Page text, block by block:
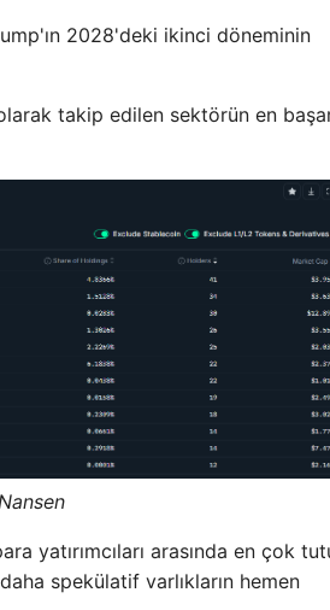
2028'deki ikinci döneminin
takip edilen sektörün en
Nansen
yatırımcıları arasında en çok
spekülatif varlıkların hemen